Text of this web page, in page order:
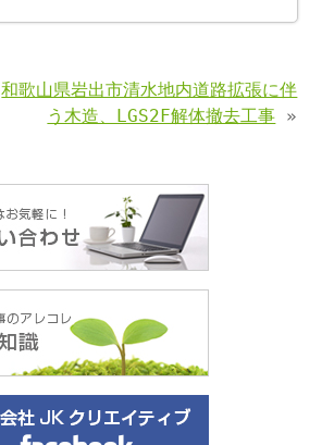
和歌山県岩出市清水地内道路拡張に伴
う木造、LGS2F解体撤去工事 »